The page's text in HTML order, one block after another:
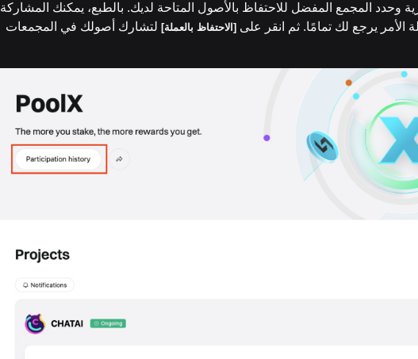
وحدد المجمع المفضل للاحتفاظ بالأصول المتاحة لديك. بالطبع، يمكنك المشاركة
الأمر يرجع لك تمامًا. ثم انقر على [الاحتفاظ بالعملة] لتشارك أصولك في المجمعات